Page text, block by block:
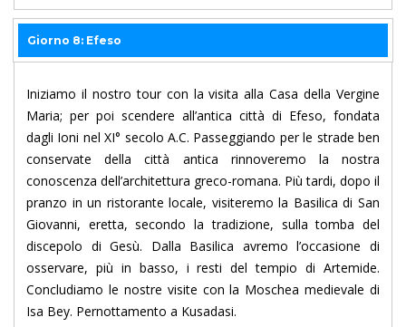
Giorno 8: Efeso
Iniziamo il nostro tour con la visita alla Casa della Vergine
Maria; per poi scendere all’antica città di Efeso, fondata
dagli Ioni nel XI° secolo A.C. Passeggiando per le strade ben
conservate della città antica rinnoveremo la nostra
conoscenza dell’architettura greco-romana. Più tardi, dopo il
pranzo in un ristorante locale, visiteremo la Basilica di San
Giovanni, eretta, secondo la tradizione, sulla tomba del
discepolo di Gesù. Dalla Basilica avremo l’occasione di
osservare, più in basso, i resti del tempio di Artemide.
Concludiamo le nostre visite con la Moschea medievale di
Isa Bey. Pernottamento a Kusadasi.